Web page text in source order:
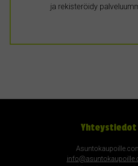
ja rekisteröidy
Yhteystiedot